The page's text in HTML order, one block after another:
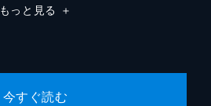
もっと見る ＋
今すぐ読む